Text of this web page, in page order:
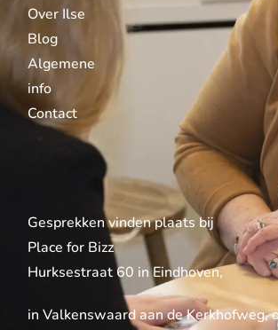
Over Ilse
Blog
Algemene
info
Contact
Gesprekken vinden plaats bij
Place for Bizz
Hurksestraat 60 in Eindhoven,
in Valkenswaard aan de Kerkhofweg,